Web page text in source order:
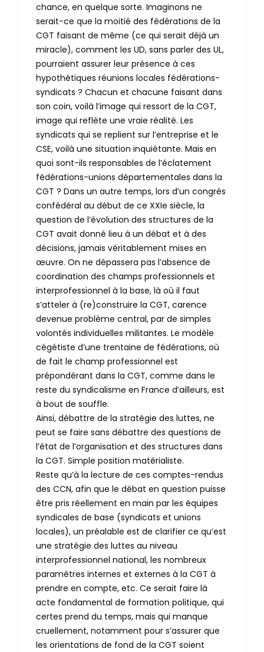
chance, en quelque sorte. Imaginons ne
serait-ce que la moitié des fédérations de la
CGT faisant de même (ce qui serait déjà un
miracle), comment les UD, sans parler des UL,
pourraient assurer leur présence à ces
hypothétiques réunions locales fédérations-
syndicats ? Chacun et chacune faisant dans
son coin, voilà l’image qui ressort de la CGT,
image qui reflète une vraie réalité. Les
syndicats qui se replient sur l’entreprise et le
CSE, voilà une situation inquiétante. Mais en
quoi sont-ils responsables de l’éclatement
fédérations-unions départementales dans la
CGT ? Dans un autre temps, lors d’un congrès
confédéral au début de ce XXIe siècle, la
question de l’évolution des structures de la
CGT avait donné lieu à un débat et à des
décisions, jamais véritablement mises en
œuvre. On ne dépassera pas l’absence de
coordination des champs professionnels et
interprofessionnel à la base, là où il faut
s’atteler à (re)construire la CGT, carence
devenue problème central, par de simples
volontés individuelles militantes. Le modèle
cégétiste d’une trentaine de fédérations, où
de fait le champ professionnel est
prépondérant dans la CGT, comme dans le
reste du syndicalisme en France d’ailleurs, est
à bout de souffle.
Ainsi, débattre de la stratégie des luttes, ne
peut se faire sans débattre des questions de
l’état de l’organisation et des structures dans
la CGT. Simple position matérialiste.
Reste qu’à la lecture de ces comptes-rendus
des CCN, afin que le débat en question puisse
être pris réellement en main par les équipes
syndicales de base (syndicats et unions
locales), un préalable est de clarifier ce qu’est
une stratégie des luttes au niveau
interprofessionnel national, les nombreux
paramètres internes et externes à la CGT à
prendre en compte, etc. Ce serait faire là
acte fondamental de formation politique, qui
certes prend du temps, mais qui manque
cruellement, notamment pour s’assurer que
les orientations de fond de la CGT soient